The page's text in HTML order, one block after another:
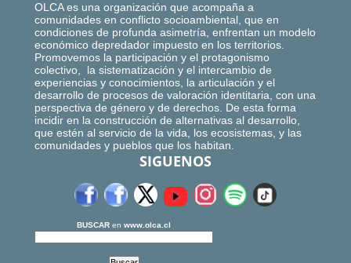
OLCA es una organización que acompaña a
comunidades en conflicto socioambiental, que en
condiciones de profunda asimetría, enfrentan un modelo
económico depredador impuesto en los territorios.
Promovemos la participación y el protagonismo
colectivo, la sistematización y el intercambio de
experiencias y conocimientos, la articulación y el
desarrollo de procesos de valoración identitaria, con una
perspectiva de género y de derechos. De esta forma
incidir en la construcción de alternativas al desarrollo,
que estén al servicio de la vida, los ecosistemas, y las
comunidades y pueblos que los habitan.
SIGUENOS
BUSCAR en www.olca.cl